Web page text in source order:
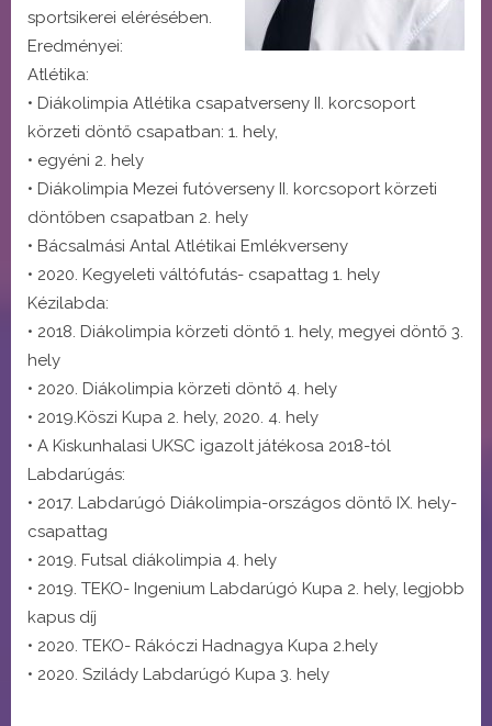
sportsikerei elérésében.
Eredményei:
Atlétika:
• Diákolimpia Atlétika csapatverseny II. korcsoport
körzeti döntő csapatban: 1. hely,
• egyéni 2. hely
• Diákolimpia Mezei futóverseny II. korcsoport körzeti
döntőben csapatban 2. hely
• Bácsalmási Antal Atlétikai Emlékverseny
• 2020. Kegyeleti váltófutás- csapattag 1. hely
Kézilabda:
• 2018. Diákolimpia körzeti döntő 1. hely, megyei döntő 3.
hely
• 2020. Diákolimpia körzeti döntő 4. hely
• 2019.Köszi Kupa 2. hely, 2020. 4. hely
• A Kiskunhalasi UKSC igazolt játékosa 2018-tól
Labdarúgás:
• 2017. Labdarúgó Diákolimpia-országos döntő IX. hely-
csapattag
• 2019. Futsal diákolimpia 4. hely
• 2019. TEKO- Ingenium Labdarúgó Kupa 2. hely, legjobb
kapus díj
• 2020. TEKO- Rákóczi Hadnagya Kupa 2.hely
• 2020. Szilády Labdarúgó Kupa 3. hely